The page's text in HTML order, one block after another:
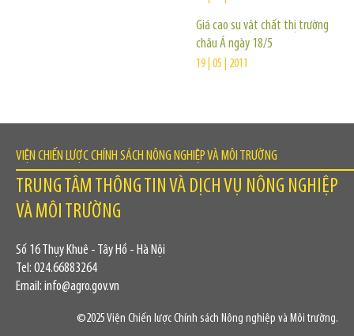
Giá cao su vật chất thị trường
châu Á ngày 18/5
19 | 05 | 2011
VIỆN CHIẾN LƯỢC CHÍNH SÁCH NÔNG NGHIỆP VÀ MÔI TRƯỜNG
TRUNG TÂM THÔNG TIN VÀ DỊCH VỤ NÔNG NGHIỆP
VÀ MÔI TRƯỜNG
Số 16 Thụy Khuê - Tây Hồ - Hà Nội
Tel: 024.66883264
Email: info@agro.gov.vn
©2025 Viện Chiến lược Chính sách Nông nghiệp và Môi trường.